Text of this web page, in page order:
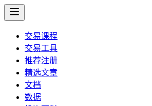
交易课程
交易工具
推荐注册
精选文章
文档
数据